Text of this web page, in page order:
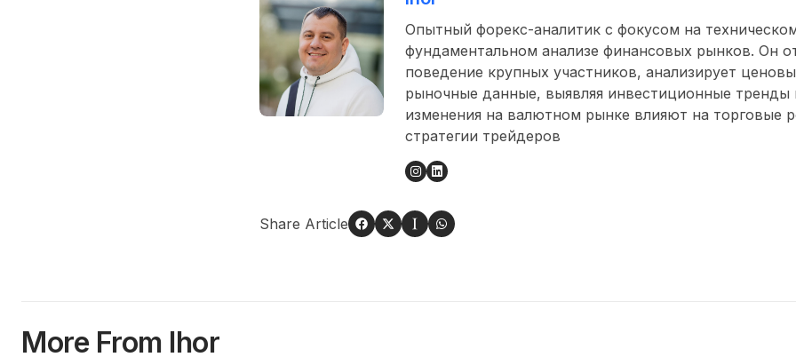
Опытный форекс-аналитик с фокусом на
фундаментальном анализе финансовых рынков. Он
поведение крупных участников, анализирует
рыночные данные, выявляя инвестиционные тренды
изменения на валютном рынке влияют на торговые
стратегии трейдеров
Share Article
More From Ihor